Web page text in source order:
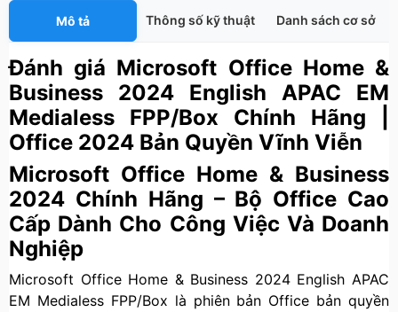
Mô tả Thông số kỹ thuật Danh sách cơ sở
Đánh giá Microsoft Office Home &
Business 2024 English APAC EM
Medialess FPP/Box Chính Hãng |
Office 2024 Bản Quyền Vĩnh Viễn
Microsoft Office Home & Business
2024 Chính Hãng – Bộ Office Cao
Cấp Dành Cho Công Việc Và Doanh
Nghiệp
Microsoft Office Home & Business 2024 English APAC
EM Medialess FPP/Box là phiên bản Office bản quyền